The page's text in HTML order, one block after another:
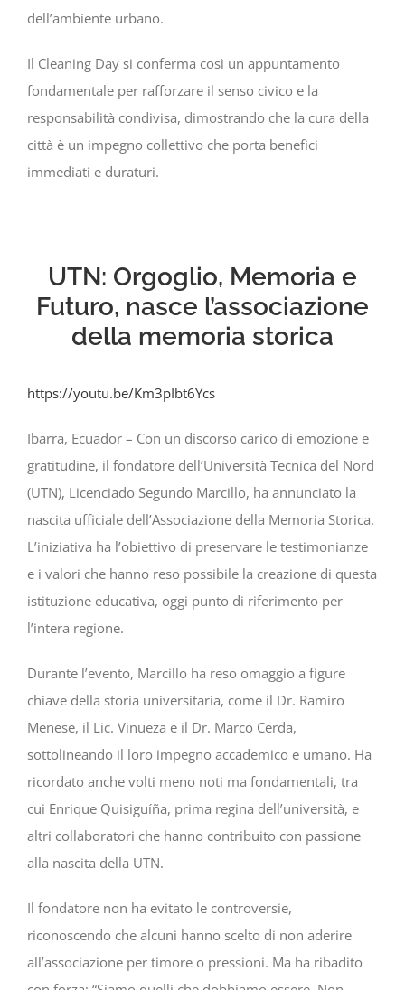
dell’ambiente urbano.
Il Cleaning Day si conferma così un appuntamento
fondamentale per rafforzare il senso civico e la
responsabilità condivisa, dimostrando che la cura della
città è un impegno collettivo che porta benefici
immediati e duraturi.
UTN: Orgoglio, Memoria e
Futuro, nasce l’associazione
della memoria storica
https://youtu.be/Km3pIbt6Ycs
Ibarra, Ecuador – Con un discorso carico di emozione e
gratitudine, il fondatore dell’Università Tecnica del Nord
(UTN), Licenciado Segundo Marcillo, ha annunciato la
nascita ufficiale dell’Associazione della Memoria Storica.
L’iniziativa ha l’obiettivo di preservare le testimonianze
e i valori che hanno reso possibile la creazione di questa
istituzione educativa, oggi punto di riferimento per
l’intera regione.
Durante l’evento, Marcillo ha reso omaggio a figure
chiave della storia universitaria, come il Dr. Ramiro
Menese, il Lic. Vinueza e il Dr. Marco Cerda,
sottolineando il loro impegno accademico e umano. Ha
ricordato anche volti meno noti ma fondamentali, tra
cui Enrique Quisiguíña, prima regina dell’università, e
altri collaboratori che hanno contribuito con passione
alla nascita della UTN.
Il fondatore non ha evitato le controversie,
riconoscendo che alcuni hanno scelto di non aderire
all’associazione per timore o pressioni. Ma ha ribadito